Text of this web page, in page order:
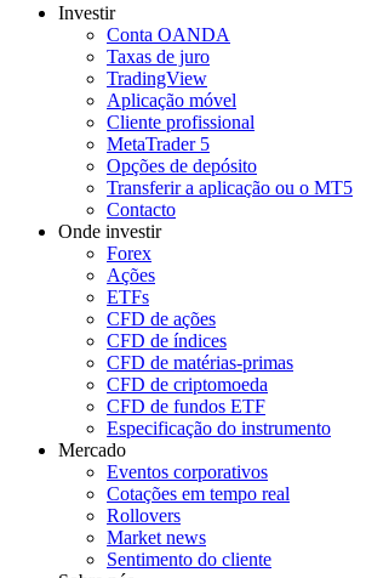
Investir
Conta OANDA
Taxas de juro
TradingView
Aplicação móvel
Cliente profissional
MetaTrader 5
Opções de depósito
Transferir a aplicação ou o MT5
Contacto
Onde investir
Forex
Ações
ETFs
CFD de ações
CFD de índices
CFD de matérias-primas
CFD de criptomoeda
CFD de fundos ETF
Especificação do instrumento
Mercado
Eventos corporativos
Cotações em tempo real
Rollovers
Market news
Sentimento do cliente